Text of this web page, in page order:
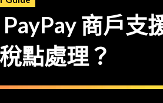
PayPay 商戶
點處理？